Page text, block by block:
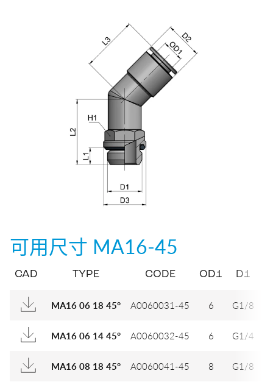
可用尺寸 MA16-45
CAD TYPE CODE OD1 D1
MA16 06 18 45° A0060031-45 6 G1/8
MA16 06 14 45° A0060032-45 6 G1/4
MA16 08 18 45° A0060041-45 8 G1/8